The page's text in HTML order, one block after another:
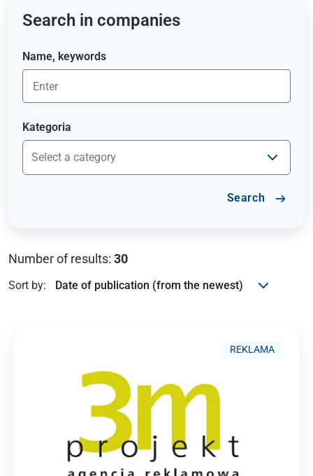
Search in companies
Name, keywords
Kategoria
Search
Number of results: 30
Sort by:
REKLAMA